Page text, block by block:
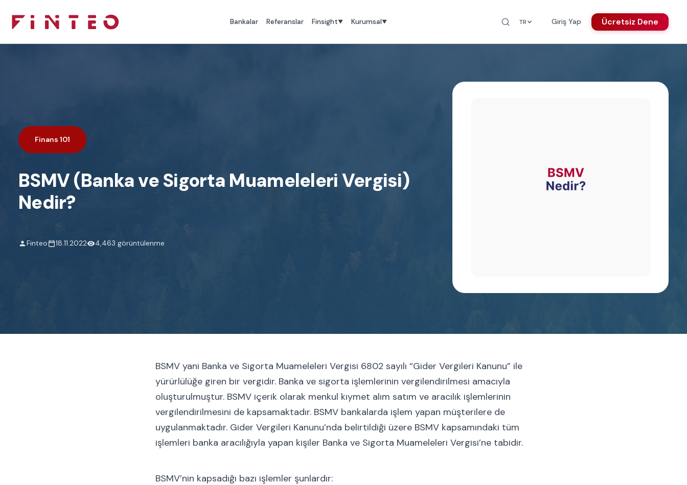
Bankalar Referanslar Finsight▼ Kurumsal▼ TR Giriş Yap Ücretsiz Dene
Finans 101
BSMV (Banka ve Sigorta Muameleleri Vergisi)
Nedir?
Finteo 18.11.2022 4,463 görüntülenme
BSMV yani Banka ve Sigorta Muameleleri Vergisi 6802 sayılı “Gider Vergileri Kanunu” ile
yürürlülüğe giren bir vergidir. Banka ve sigorta işlemlerinin vergilendirilmesi amacıyla
oluşturulmuştur. BSMV içerik olarak menkul kıymet alım satım ve aracılık işlemlerinin
vergilendirilmesini de kapsamaktadır. BSMV bankalarda işlem yapan müşterilere de
uygulanmaktadır. Gider Vergileri Kanunu’nda belirtildiği üzere BSMV kapsamındaki tüm
işlemleri banka aracılığıyla yapan kişiler Banka ve Sigorta Muameleleri Vergisi’ne tabidir.
BSMV’nin kapsadığı bazı işlemler şunlardır: